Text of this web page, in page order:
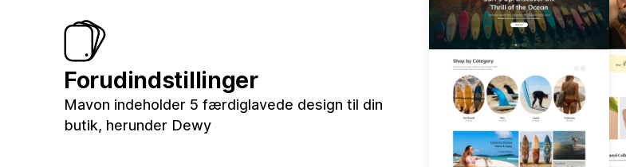
Forudindstillinger
Mavon indeholder 5 færdiglavede design til din
butik, herunder Dewy